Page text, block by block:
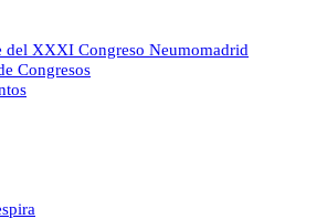
del XXXI Congreso Neumomadrid
Congresos